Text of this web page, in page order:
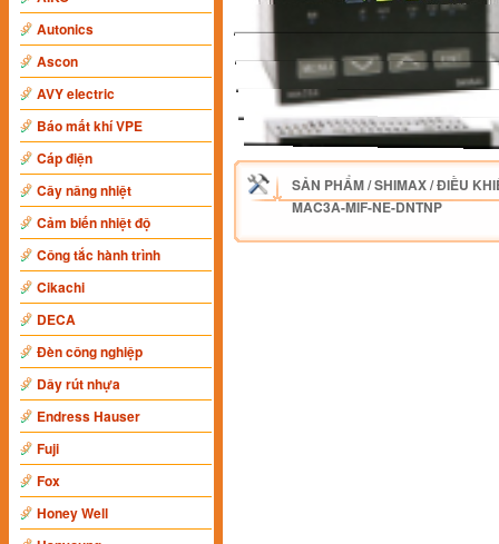
Autonics
Ascon
AVY electric
Báo mất khí VPE
Cáp điện
Cây nâng nhiệt
Cảm biến nhiệt độ
Công tắc hành trình
Cikachi
DECA
Đèn công nghiệp
Dây rút nhựa
Endress Hauser
Fuji
Fox
Honey Well
SẢN PHẨM/SHIMAX/ĐIỀU
MAC3A-MIF-NE-DNTNP